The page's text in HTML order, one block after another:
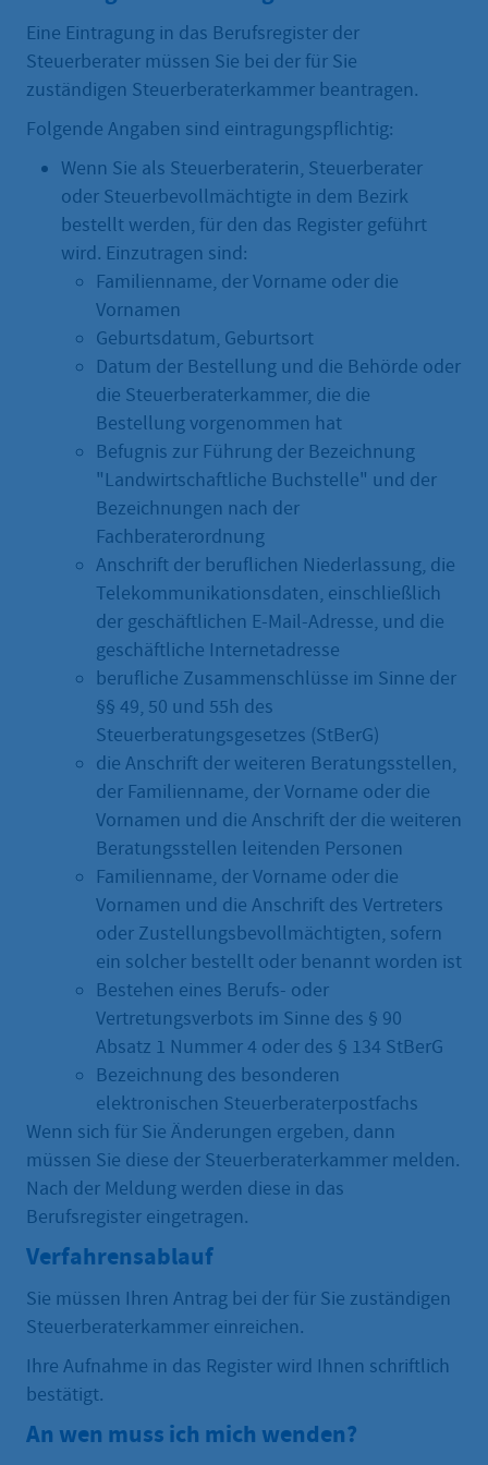
Eine Eintragung in das Berufsregister der
Steuerberater müssen Sie bei der für Sie
zuständigen Steuerberaterkammer beantragen.
Folgende Angaben sind eintragungspflichtig:
Wenn Sie als Steuerberaterin, Steuerberater
oder Steuerbevollmächtigte in dem Bezirk
bestellt werden, für den das Register geführt
wird. Einzutragen sind:
Familienname, der Vorname oder die
Vornamen
Geburtsdatum, Geburtsort
Datum der Bestellung und die Behörde oder
die Steuerberaterkammer, die die
Bestellung vorgenommen hat
Befugnis zur Führung der Bezeichnung
"Landwirtschaftliche Buchstelle" und der
Bezeichnungen nach der
Fachberaterordnung
Anschrift der beruflichen Niederlassung, die
Telekommunikationsdaten, einschließlich
der geschäftlichen E-Mail-Adresse, und die
geschäftliche Internetadresse
berufliche Zusammenschlüsse im Sinne der
§§ 49, 50 und 55h des
Steuerberatungsgesetzes (StBerG)
die Anschrift der weiteren Beratungsstellen,
der Familienname, der Vorname oder die
Vornamen und die Anschrift der die weiteren
Beratungsstellen leitenden Personen
Familienname, der Vorname oder die
Vornamen und die Anschrift des Vertreters
oder Zustellungsbevollmächtigten, sofern
ein solcher bestellt oder benannt worden ist
Bestehen eines Berufs- oder
Vertretungsverbots im Sinne des § 90
Absatz 1 Nummer 4 oder des § 134 StBerG
Bezeichnung des besonderen
elektronischen Steuerberaterpostfachs
Wenn sich für Sie Änderungen ergeben, dann
müssen Sie diese der Steuerberaterkammer melden.
Nach der Meldung werden diese in das
Berufsregister eingetragen.
Verfahrensablauf
Sie müssen Ihren Antrag bei der für Sie zuständigen
Steuerberaterkammer einreichen.
Ihre Aufnahme in das Register wird Ihnen schriftlich
bestätigt.
An wen muss ich mich wenden?